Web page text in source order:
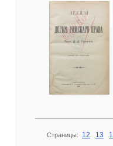
Страницы: 12 13